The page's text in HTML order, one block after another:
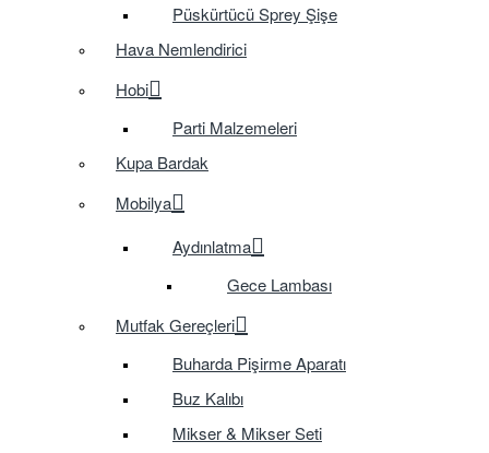
Püskürtücü Sprey Şişe
Hava Nemlendirici
Hobi
Parti Malzemeleri
Kupa Bardak
Mobilya
Aydınlatma
Gece Lambası
Mutfak Gereçleri
Buharda Pişirme Aparatı
Buz Kalıbı
Mikser & Mikser Seti